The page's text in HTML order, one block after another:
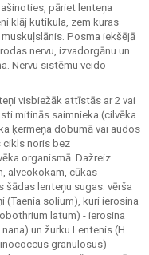
pāriet lenteņa
klāj kutikula, zem kuras
Posma iekšējā
nervu, izvadorgānu un
Nervu sistēmu veido
visbiežāk attīstās ar 2 vai
mitinās saimnieka (cilvēka
ķermeņa dobumā vai audos
cikls noris bez
organismā. Dažreiz
alveokokam, cūkas
lenteņu sugas: vērša
(Taenia solium), kuri ierosina
latum) - ierosina
un žurku Lentenis (H.
granulosus) -